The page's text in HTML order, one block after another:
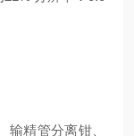
精管分离钳、